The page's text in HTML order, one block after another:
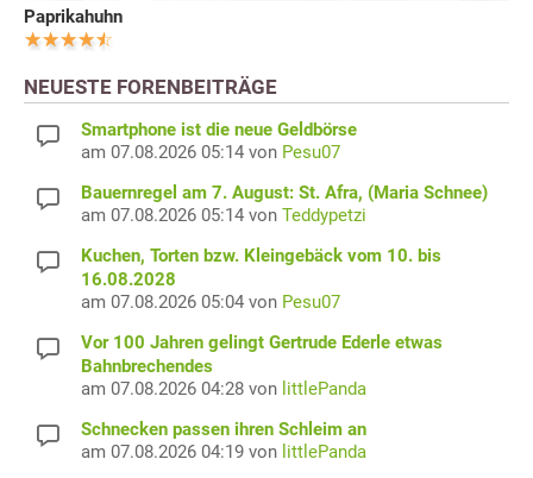
Paprikahuhn
NEUESTE FORENBEITRÄGE
Smartphone ist die neue Geldbörse
am 07.08.2026 05:14 von Pesu07
Bauernregel am 7. August: St. Afra, (Maria Schnee)
am 07.08.2026 05:14 von Teddypetzi
Kuchen, Torten bzw. Kleingebäck vom 10. bis
16.08.2028
am 07.08.2026 05:04 von Pesu07
Vor 100 Jahren gelingt Gertrude Ederle etwas
Bahnbrechendes
am 07.08.2026 04:28 von littlePanda
Schnecken passen ihren Schleim an
am 07.08.2026 04:19 von littlePanda